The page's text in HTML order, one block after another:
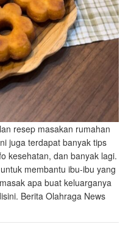
resep masakan rumahan
juga terdapat banyak tips
kesehatan, dan banyak lagi.
membantu ibu-ibu yang
apa buat keluarganya
Berita Olahraga News